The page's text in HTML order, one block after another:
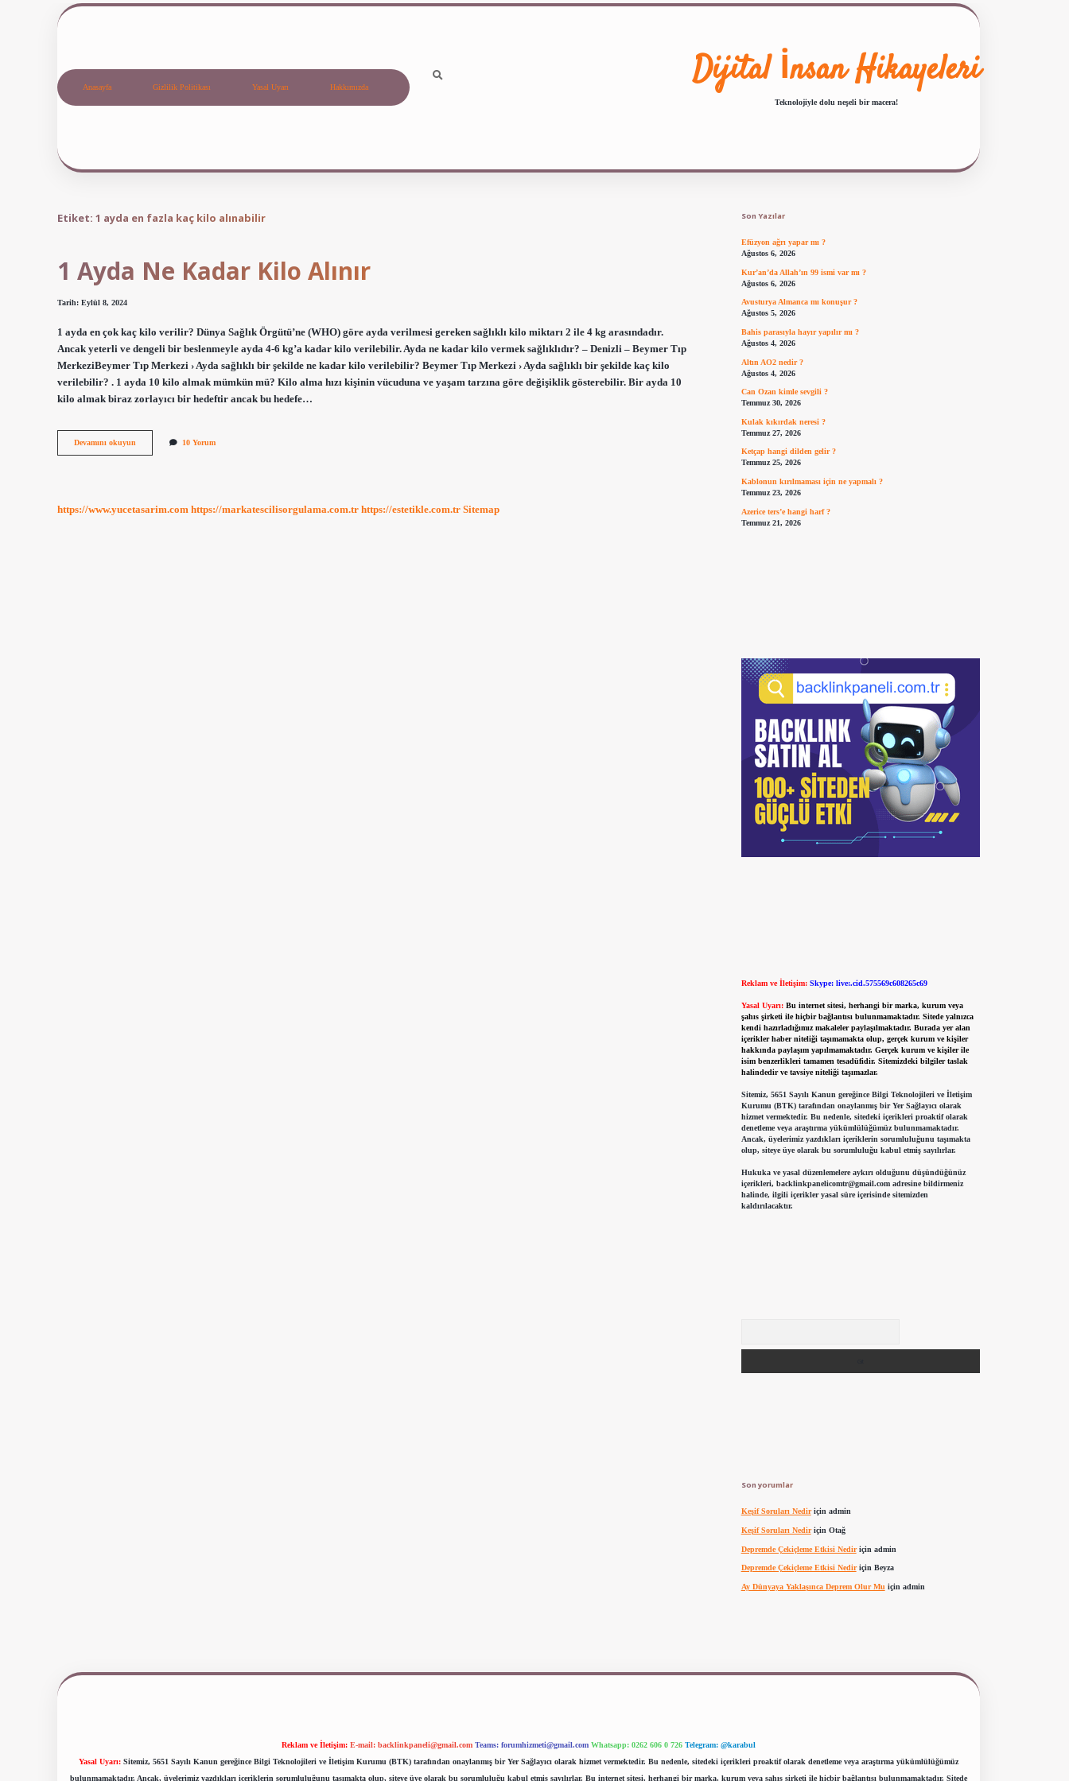
Anasayfa Gizlilik Politikası Yasal Uyarı Hakkımızda Dijital İnsan Hikayeleri
Teknolojiyle dolu neşeli bir macera!
Etiket: 1 ayda en fazla kaç kilo alınabilir
1 Ayda Ne Kadar Kilo Alınır
Tarih: Eylül 8, 2024
1 ayda en çok kaç kilo verilir? Dünya Sağlık Örgütü’ne (WHO) göre ayda verilmesi gereken sağlıklı kilo miktarı 2 ile 4 kg arasındadır.
Ancak yeterli ve dengeli bir beslenmeyle ayda 4-6 kg’a kadar kilo verilebilir. Ayda ne kadar kilo vermek sağlıklıdır? – Denizli – Beymer Tıp
MerkeziBeymer Tıp Merkezi › Ayda sağlıklı bir şekilde ne kadar kilo verilebilir? Beymer Tıp Merkezi › Ayda sağlıklı bir şekilde kaç kilo
verilebilir? . 1 ayda 10 kilo almak mümkün mü? Kilo alma hızı kişinin vücuduna ve yaşam tarzına göre değişiklik gösterebilir. Bir ayda 10
kilo almak biraz zorlayıcı bir hedeftir ancak bu hedefe…
Devamını okuyun
Ayda
10 Yorum
https://www.yucetasarim.com https://markatescilisorgulama.com.tr https://estetikle.com.tr Sitemap
Son Yazılar
Efüzyon ağrı yapar mı ?
Ağustos 6, 2026
Kur’an’da Allah’ın 99 ismi var mı ?
Ağustos 6, 2026
Avusturya Almanca mı konuşur ?
Ağustos 5, 2026
Bahis parasıyla hayır yapılır mı ?
Ağustos 4, 2026
Altın AO2 nedir ?
Ağustos 4, 2026
Can Ozan kimle sevgili ?
Temmuz 30, 2026
Kulak kıkırdak neresi ?
Temmuz 27, 2026
Ketçap hangi dilden gelir ?
Temmuz 25, 2026
Kablonun kırılmaması için ne yapmalı ?
Temmuz 23, 2026
Azerice ters’e hangi harf ?
Temmuz 21, 2026
Reklam ve İletişim: Skype: live:.cid.575569c608265c69
Yasal Uyarı: Bu internet sitesi, herhangi bir marka, kurum veya
şahıs şirketi ile hiçbir bağlantısı bulunmamaktadır. Sitede yalnızca
kendi hazırladığımız makaleler paylaşılmaktadır. Burada yer alan
içerikler haber niteliği taşımamakta olup, gerçek kurum ve kişiler
hakkında paylaşım yapılmamaktadır. Gerçek kurum ve kişiler ile
isim benzerlikleri tamamen tesadüfidir. Sitemizdeki bilgiler taslak
halindedir ve tavsiye niteliği taşımazlar.
Sitemiz, 5651 Sayılı Kanun gereğince Bilgi Teknolojileri ve İletişim
Kurumu (BTK) tarafından onaylanmış bir Yer Sağlayıcı olarak
hizmet vermektedir. Bu nedenle, sitedeki içerikleri proaktif olarak
denetleme veya araştırma yükümlülüğümüz bulunmamaktadır.
Ancak, üyelerimiz yazdıkları içeriklerin sorumluluğunu taşımakta
olup, siteye üye olarak bu sorumluluğu kabul etmiş sayılırlar.
Hukuka ve yasal düzenlemelere aykırı olduğunu düşündüğünüz
içerikleri, backlinkpanelicomtr@gmail.comadresine bildirmeniz
halinde, ilgili içerikler yasal süre içerisinde sitemizden
kaldırılacaktır.
Son yorumlar
Keşif Soruları Nediriçin admin
Keşif Soruları Nediriçin Otağ
Depremde Çekiçleme Etkisi Nediriçin admin
Depremde Çekiçleme Etkisi Nediriçin Beyza
Ay Dünyaya Yaklaşınca Deprem Olur Mu için admin
Reklam ve İletişim: E-mail: backlinkpaneli@gmail.com Teams: forumhizmeti@gmail.com Whatsapp: 0262 606 0 726 Telegram: @karabul
Yasal Uyarı: Sitemiz, 5651 Sayılı Kanun gereğince Bilgi Teknolojileri ve İletişim Kurumu (BTK) tarafından onaylanmış bir Yer Sağlayıcı olarak hizmet vermektedir. Bu nedenle, sitedeki içerikleri proaktif olarak denetleme veya araştırma yükümlülüğümüz
bulunmamaktadır. Ancak, üyelerimiz yazdıkları içeriklerin sorumluluğunu taşımakta olup, siteye üye olarak bu sorumluluğu kabul etmiş sayılırlar. Bu internet sitesi, herhangi bir marka, kurum veya şahıs şirketi ile hiçbir bağlantısı bulunmamaktadır. Sitede